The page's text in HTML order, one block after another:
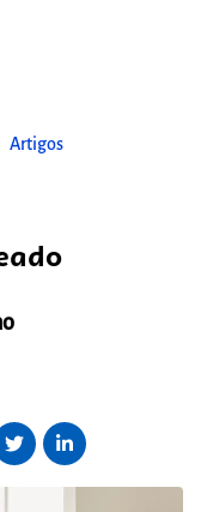
Artigos